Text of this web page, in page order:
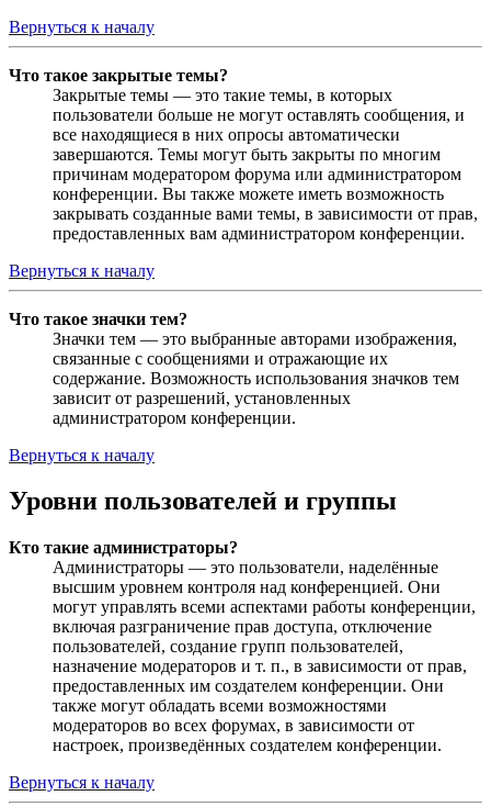
Вернуться к началу
Что такое закрытые темы?
Закрытые темы — это такие темы, в которых
пользователи больше не могут оставлять сообщения, и
все находящиеся в них опросы автоматически
завершаются. Темы могут быть закрыты по многим
причинам модератором форума или администратором
конференции. Вы также можете иметь возможность
закрывать созданные вами темы, в зависимости от прав,
предоставленных вам администратором конференции.
Вернуться к началу
Что такое значки тем?
Значки тем — это выбранные авторами изображения,
связанные с сообщениями и отражающие их
содержание. Возможность использования значков тем
зависит от разрешений, установленных
администратором конференции.
Вернуться к началу
Уровни пользователей и группы
Кто такие администраторы?
Администраторы — это пользователи, наделённые
высшим уровнем контроля над конференцией. Они
могут управлять всеми аспектами работы конференции,
включая разграничение прав доступа, отключение
пользователей, создание групп пользователей,
назначение модераторов и т. п., в зависимости от прав,
предоставленных им создателем конференции. Они
также могут обладать всеми возможностями
модераторов во всех форумах, в зависимости от
настроек, произведённых создателем конференции.
Вернуться к началу